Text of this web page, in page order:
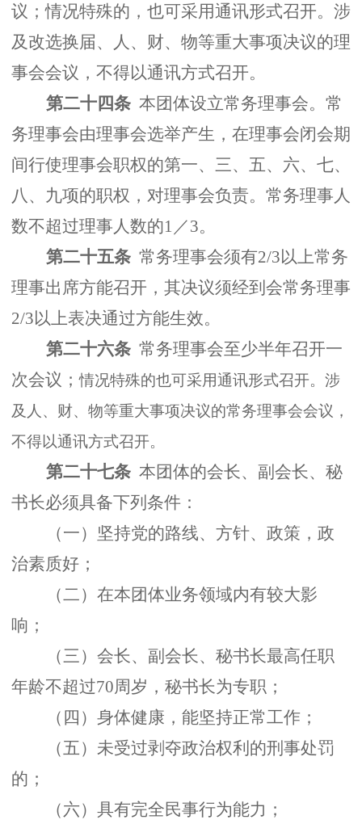
议；情况特殊的，也可采用通讯形式召开。涉
及改选换届、人、财、物等重大事项决议的理
事会会议，不得以通讯方式召开。
第二十四条 本团体设立常务理事会。常
务理事会由理事会选举产生，在理事会闭会期
间行使理事会职权的第一、三、五、六、七、
八、九项的职权，对理事会负责。常务理事人
数不超过理事人数的1／3。
第二十五条 常务理事会须有2/3以上常务
理事出席方能召开，其决议须经到会常务理事
2/3以上表决通过方能生效。
第二十六条 常务理事会至少半年召开一
次会议；情况特殊的也可采用通讯形式召开。涉
及人、财、物等重大事项决议的常务理事会会议，
不得以通讯方式召开。
第二十七条 本团体的会长、副会长、秘
书长必须具备下列条件：
（一）坚持党的路线、方针、政策，政
治素质好；
（二）在本团体业务领域内有较大影
响；
（三）会长、副会长、秘书长最高任职
年龄不超过70周岁，秘书长为专职；
（四）身体健康，能坚持正常工作；
（五）未受过剥夺政治权利的刑事处罚
的；
（六）具有完全民事行为能力；